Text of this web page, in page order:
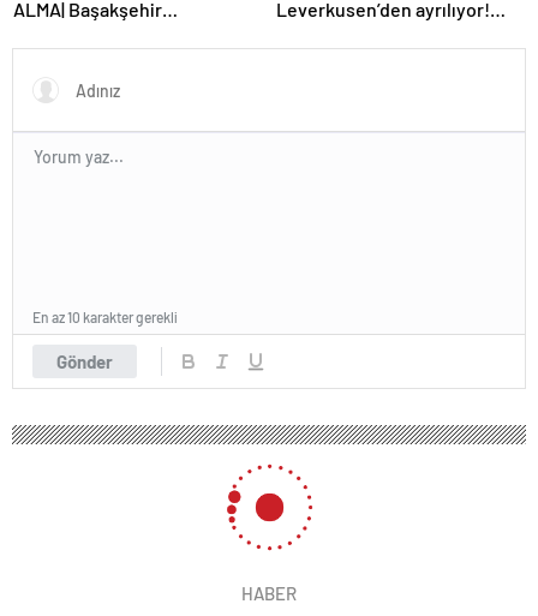
ALMA| Başakşehir
tek maç satın alma nasıl
yapılır?
Leverkusen’den ayrılıyor!
Gönder
En az 10 karakter gerekli
HABER